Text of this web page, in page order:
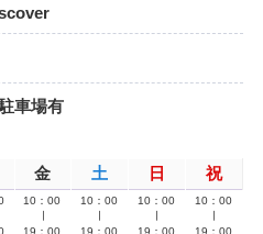
車場有
金 土 日 祝
10：00
19：00
10：00
19：00
10：00
19：00
10：00
19：00